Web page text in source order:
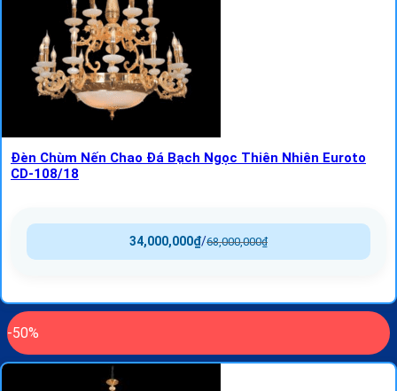
Đèn Chùm Nến Chao Đá Bạch Ngọc Thiên Nhiên Euroto
CD-108/18
68,000,000₫
/
34,000,000₫
-50%